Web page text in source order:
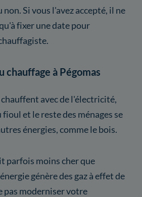
Si vous l'avez accepté, il ne
fixer une date pour
chauffage à Pégomas
chauffent avec de l'électricité,
fioul et le reste des ménages se
énergies, comme le bois.
parfois moins cher que
génère des gaz à effet de
pas moderniser votre